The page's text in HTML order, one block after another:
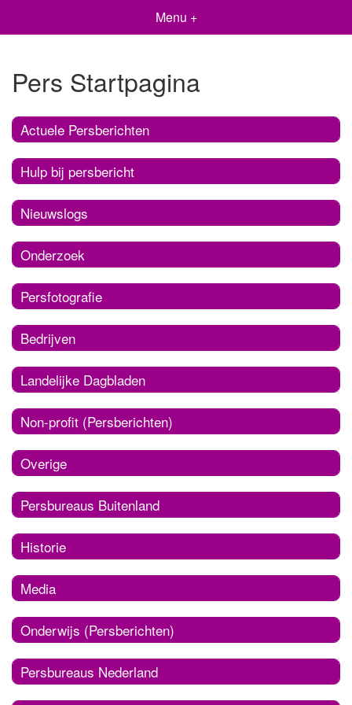
Menu +
Pers Startpagina
Actuele Persberichten
Hulp bij persbericht
Nieuwslogs
Onderzoek
Persfotografie
Bedrijven
Landelijke Dagbladen
Non-profit (Persberichten)
Overige
Persbureaus Buitenland
Historie
Media
Onderwijs (Persberichten)
Persbureaus Nederland